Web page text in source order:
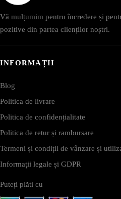
Vă mulțumim pentru încredere și
pozitive din partea clienților noștri.
INFORMAȚII
Blog
Politica de livrare
Politica de confidențialitate
Politica de retur și rambursare
Termeni și condiții de vânzare și
Informații legale și GDPR
Puteți plăti cu